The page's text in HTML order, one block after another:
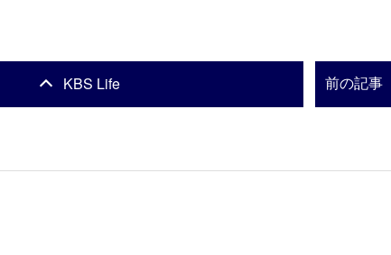
KBS Life 前の記事